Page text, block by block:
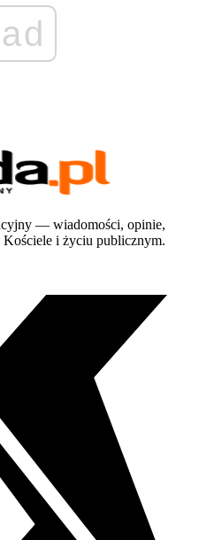
ad
— wiadomości, opinie,
Kościele i życiu publicznym.